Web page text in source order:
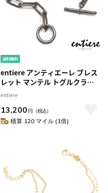
entiere アンティエーレ ブレス
レット マンテル トグルクラス
プ Tバー クリップチェーン
19cm シルバー925 ルテニウム
メッキ レディース メンズ
entiere
13,200 円 （税込）
積算 120 マイル (1倍)